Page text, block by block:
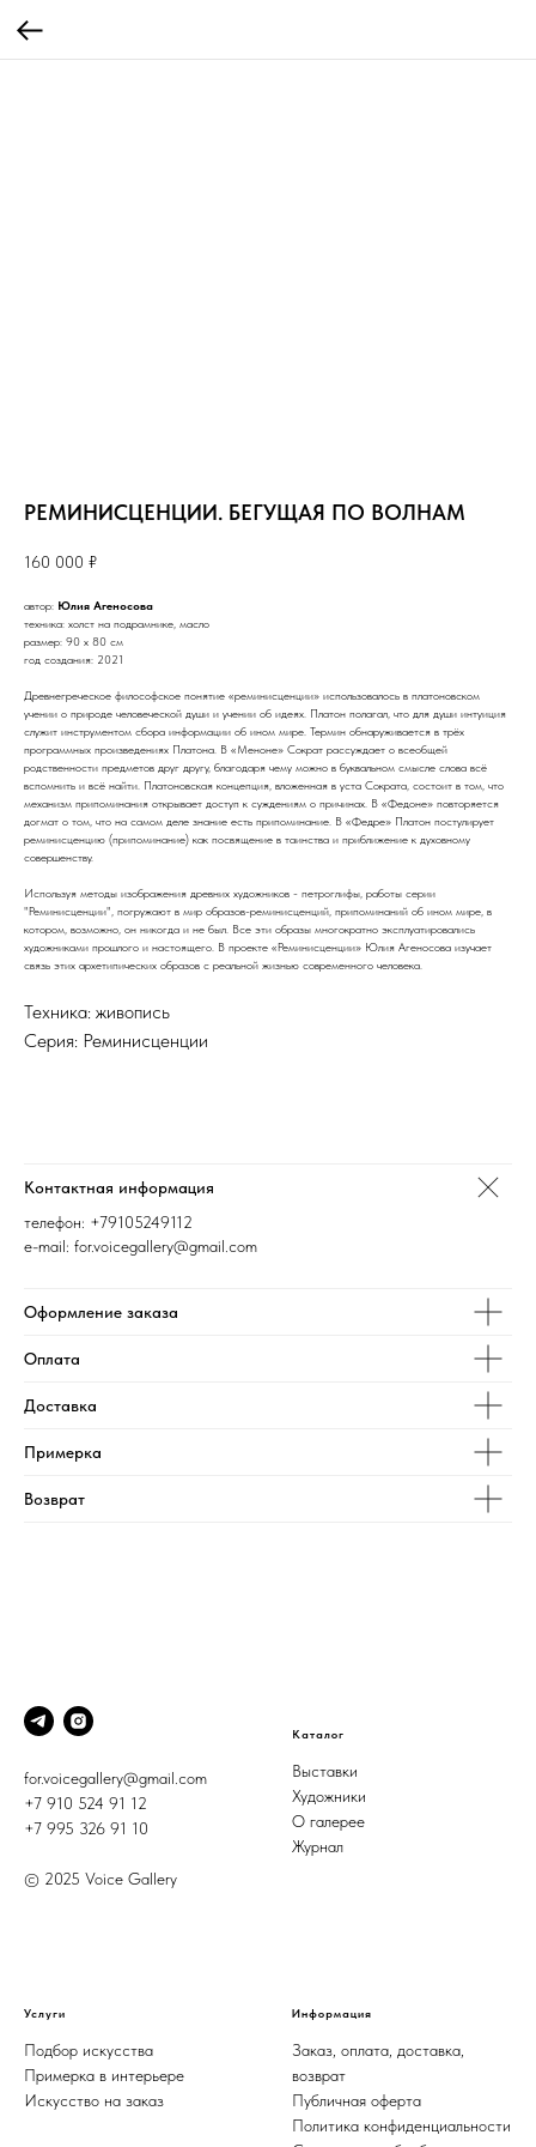
РЕМИНИСЦЕНЦИИ. БЕГУЩАЯ ПО ВОЛНАМ
160 000 ₽
автор: Юлия Агеносова
техника: холст на подрамнике, масло
размер: 90 х 80 см
год создания: 2021
Древнегреческое философское понятие «реминисценции» использовалось в платоновском
учении о природе человеческой души и учении об идеях. Платон полагал, что для души интуиция
служит инструментом сбора информации об ином мире. Термин обнаруживается в трёх
программных произведениях Платона. В «Меноне» Сократ рассуждает о всеобщей
родственности предметов друг другу, благодаря чему можно в буквальном смысле слова всё
вспомнить и всё найти. Платоновская концепция, вложенная в уста Сократа, состоит в том, что
механизм припоминания открывает доступ к суждениям о причинах. В «Федоне» повторяется
догмат о том, что на самом деле знание есть припоминание. В «Федре» Платон постулирует
реминисценцию (припоминание) как посвящение в таинства и приближение к духовному
совершенству.
Используя методы изображения древних художников - петроглифы, работы серии
"Реминисценции", погружают в мир образов-реминисценций, припоминаний об ином мире, в
котором, возможно, он никогда и не был. Все эти образы многократно эксплуатировались
художниками прошлого и настоящего. В проекте «Реминисценции» Юлия Агеносова изучает
связь этих архетипических образов с реальной жизнью современного человека.
Техника: живопись
Серия: Реминисценции
Контактная информация
телефон: +79105249112
e-mail: for.voicegallery@gmail.com
Оформление заказа
Оплата
Доставка
Примерка
Возврат
for.voicegallery@gmail.com
+7 910 524 91 12
+7 995 326 91 10
© 2025 Voice Gallery
Каталог
Выставки
Художники
О галерее
Журнал
Услуги
Подбор искусства
Примерка в интерьере
Искусство на заказ
Информация
Заказ, оплата, доставка,
возврат
Публичная оферта
Политика конфиденциальности